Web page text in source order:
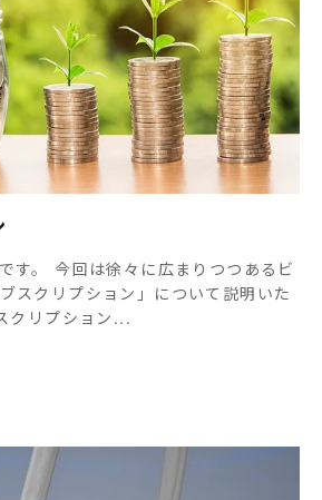
す。 今回は徐々に広まりつつあるビ
スクリプション」について説明いた
クリプション...